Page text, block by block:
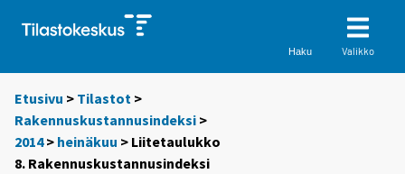
Haku Valikko
Etusivu > Tilastot >
Rakennuskustannusindeksi >
2014> heinäkuu > Liitetaulukko
8. Rakennuskustannusindeksi